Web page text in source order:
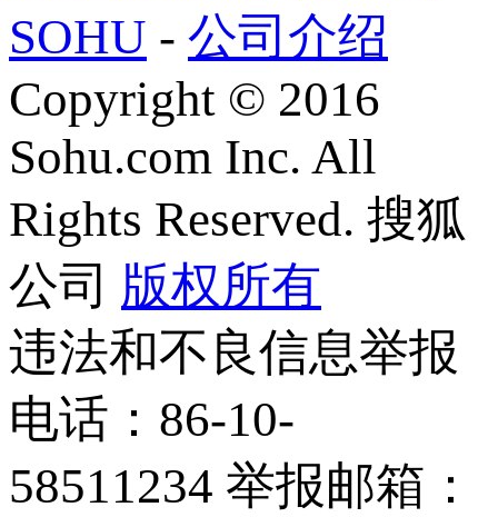
SOHU - 公司介绍
Copyright © 2016
Sohu.com Inc. All
Rights Reserved. 搜狐
公司 版权所有
违法和不良信息举报
电话：86-10-
58511234 举报邮箱：